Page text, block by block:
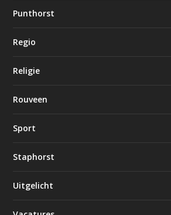
Punthorst
Regio
Religie
Rouveen
Sport
Staphorst
Uitgelicht